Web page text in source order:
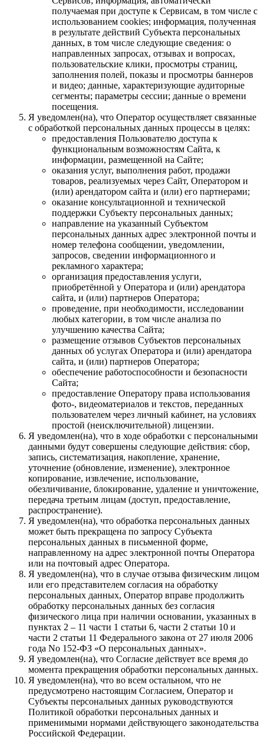
получаемая при доступе к Сервисам, в том числе с
использованием cookies; информация, полученная
в результате действий Субъекта персональных
данных, в том числе следующие сведения: о
направленных запросах, отзывах и вопросах,
пользовательские клики, просмотры страниц,
заполнения полей, показы и просмотры баннеров
и видео; данные, характеризующие аудиторные
сегменты; параметры сессии; данные о времени
посещения.
Я уведомлен(на), что Оператор осуществляет связанные
с обработкой персональных данных процессы в целях:
предоставления Пользователю доступа к
функциональным возможностям Сайта, к
информации, размещенной на Сайте;
оказания услуг, выполнения работ, продажи
товаров, реализуемых через Сайт, Оператором и
(или) арендатором сайта и (или) его партнерами;
оказание консультационной и технической
поддержки Субъекту персональных данных;
направление на указанный Субъектом
персональных данных адрес электронной почты и
номер телефона сообщении, уведомлении,
запросов, сведении информационного и
рекламного характера;
организация предоставления услуги,
приобретённой у Оператора и (или) арендатора
сайта, и (или) партнеров Оператора;
проведение, при необходимости, исследовании
любых категории, в том числе анализа по
улучшению качества Сайта;
размещение отзывов Субъектов персональных
данных об услугах Оператора и (или) арендатора
сайта, и (или) партнеров Оператора;
обеспечение работоспособности и безопасности
Сайта;
предоставление Оператору права использования
фото-, видеоматериалов и текстов, переданных
пользователем через личный кабинет, на условиях
простой (неисключительной) лицензии.
Я уведомлен(на), что в ходе обработки с персональными
данными будут совершены следующие действия: сбор,
запись, систематизация, накопление, хранение,
уточнение (обновление, изменение), электронное
копирование, извлечение, использование,
обезличивание, блокирование, удаление и уничтожение,
передача третьим лицам (доступ, предоставление,
распространение).
Я уведомлен(на), что обработка персональных данных
может быть прекращена по запросу Субъекта
персональных данных в письменной форме,
направленному на адрес электронной почты Оператора
или на почтовый адрес Оператора.
Я уведомлен(на), что в случае отзыва физическим лицом
или его представителем согласия на обработку
персональных данных, Оператор вправе продолжить
обработку персональных данных без согласия
физического лица при наличии основании, указанных в
пунктах 2 – 11 части 1 статьи 6, части 2 статьи 10 и
части 2 статьи 11 Федерального закона от 27 июля 2006
года No 152-ФЗ «О персональных данных».
Я уведомлен(на), что Согласие действует все время до
момента прекращения обработки персональных данных.
Я уведомлен(на), что во всем остальном, что не
предусмотрено настоящим Согласием, Оператор и
Субъекты персональных данных руководствуются
Политикой обработки персональных данных и
применимыми нормами действующего законодательства
Российской Федерации.